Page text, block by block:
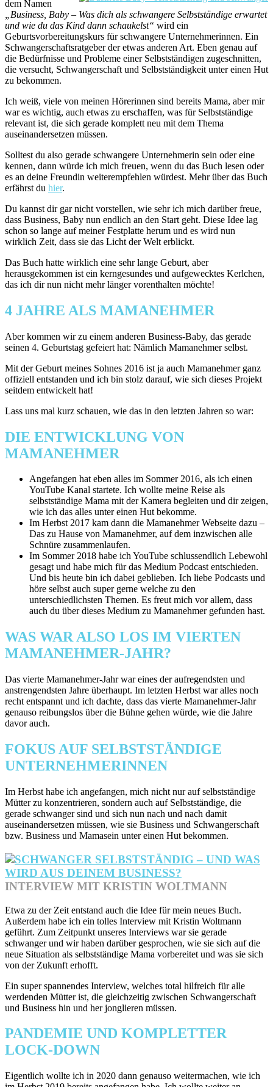
dem Namen
„Business, Baby – Was dich als schwangere Selbstständige erwartet
und wie du das Kind dann schaukelst“ wird ein
Geburtsvorbereitungskurs für schwangere Unternehmerinnen. Ein
Schwangerschaftsratgeber der etwas anderen Art. Eben genau auf
die Bedürfnisse und Probleme einer Selbstständigen zugeschnitten,
die versucht, Schwangerschaft und Selbstständigkeit unter einen Hut
zu bekommen.
Ich weiß, viele von meinen Hörerinnen sind bereits Mama, aber mir
war es wichtig, auch etwas zu erschaffen, was für Selbstständige
relevant ist, die sich gerade komplett neu mit dem Thema
auseinandersetzen müssen.
Solltest du also gerade schwangere Unternehmerin sein oder eine
kennen, dann würde ich mich freuen, wenn du das Buch lesen oder
es an deine Freundin weiterempfehlen würdest. Mehr über das Buch
erfährst du hier.
Du kannst dir gar nicht vorstellen, wie sehr ich mich darüber freue,
dass Business, Baby nun endlich an den Start geht. Diese Idee lag
schon so lange auf meiner Festplatte herum und es wird nun
wirklich Zeit, dass sie das Licht der Welt erblickt.
Das Buch hatte wirklich eine sehr lange Geburt, aber
herausgekommen ist ein kerngesundes und aufgewecktes Kerlchen,
das ich dir nun nicht mehr länger vorenthalten möchte!
4 JAHRE ALS MAMANEHMER
Aber kommen wir zu einem anderen Business-Baby, das gerade
seinen 4. Geburtstag gefeiert hat: Nämlich Mamanehmer selbst.
Mit der Geburt meines Sohnes 2016 ist ja auch Mamanehmer ganz
offiziell entstanden und ich bin stolz darauf, wie sich dieses Projekt
seitdem entwickelt hat!
Lass uns mal kurz schauen, wie das in den letzten Jahren so war:
DIE ENTWICKLUNG VON
MAMANEHMER
Angefangen hat eben alles im Sommer 2016, als ich einen
YouTube Kanal startete. Ich wollte meine Reise als
selbstständige Mama mit der Kamera begleiten und dir zeigen,
wie ich das alles unter einen Hut bekomme.
Im Herbst 2017 kam dann die Mamanehmer Webseite dazu –
Das zu Hause von Mamanehmer, auf dem inzwischen alle
Schnüre zusammenlaufen.
Im Sommer 2018 habe ich YouTube schlussendlich Lebewohl
gesagt und habe mich für das Medium Podcast entschieden.
Und bis heute bin ich dabei geblieben. Ich liebe Podcasts und
höre selbst auch super gerne welche zu den
unterschiedlichsten Themen. Es freut mich vor allem, dass
auch du über dieses Medium zu Mamanehmer gefunden hast.
WAS WAR ALSO LOS IM VIERTEN
MAMANEHMER-JAHR?
Das vierte Mamanehmer-Jahr war eines der aufregendsten und
anstrengendsten Jahre überhaupt. Im letzten Herbst war alles noch
recht entspannt und ich dachte, dass das vierte Mamanehmer-Jahr
genauso reibungslos über die Bühne gehen würde, wie die Jahre
davor auch.
FOKUS AUF SELBSTSTÄNDIGE
UNTERNEHMERINNEN
Im Herbst habe ich angefangen, mich nicht nur auf selbstständige
Mütter zu konzentrieren, sondern auch auf Selbstständige, die
gerade schwanger sind und sich nun nach und nach damit
auseinandersetzen müssen, wie sie Business und Schwangerschaft
bzw. Business und Mamasein unter einen Hut bekommen.
INTERVIEW MIT KRISTIN WOLTMANN
Etwa zu der Zeit entstand auch die Idee für mein neues Buch.
Außerdem habe ich ein tolles Interview mit Kristin Woltmann
geführt. Zum Zeitpunkt unseres Interviews war sie gerade
schwanger und wir haben darüber gesprochen, wie sie sich auf die
neue Situation als selbstständige Mama vorbereitet und was sie sich
von der Zukunft erhofft.
Ein super spannendes Interview, welches total hilfreich für alle
werdenden Mütter ist, die gleichzeitig zwischen Schwangerschaft
und Business hin und her jonglieren müssen.
PANDEMIE UND KOMPLETTER
LOCK-DOWN
Eigentlich wollte ich in 2020 dann genauso weitermachen, wie ich